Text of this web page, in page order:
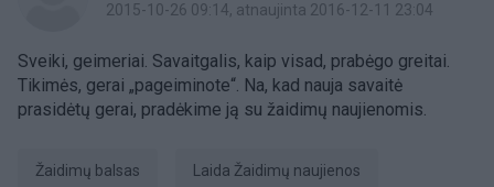
2015-10-26 09:14, atnaujinta 2016-12-11 23:04
Sveiki, geimeriai. Savaitgalis, kaip visad, prabėgo greitai.
Tikimės, gerai „pageiminote“. Na, kad nauja savaitė
prasidėtų gerai, pradėkime ją su žaidimų naujienomis.
žaidimų balsas laida Žaidimų naujienos